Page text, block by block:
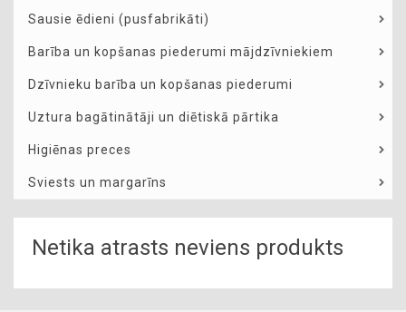
Sausie ēdieni (pusfabrikāti)
Barība un kopšanas piederumi mājdzīvniekiem
Dzīvnieku barība un kopšanas piederumi
Uztura bagātinātāji un diētiskā pārtika
Higiēnas preces
Sviests un margarīns
Netika atrasts neviens produkts